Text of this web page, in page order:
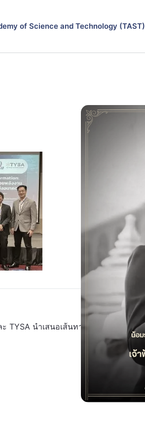
of Science and Technology (TAST)
บวท ร่วมกับ Hub Net Zero และ TYSA นำเสนอเส้นทางการวิจัยและนวัตกรรมเพื่อการเปลี่ยนผ่านสู่ Net Zero ของประเทศไทย